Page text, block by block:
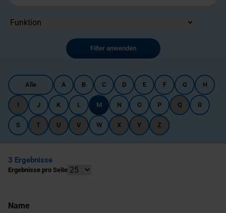
Funktion
Filter anwenden
Alle A B C D E F G H
I J K L M N O P Q R
S T U V W X Y Z
3 Ergebnisse
Ergebnisse pro Seite
Name